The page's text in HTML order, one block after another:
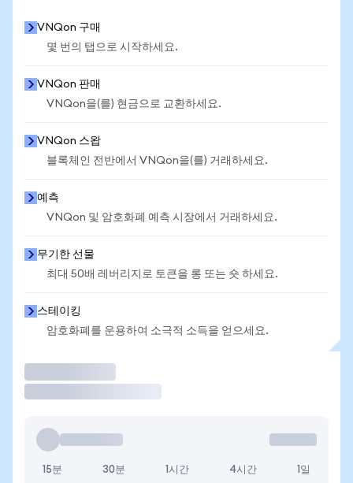
VNQon 구매
몇 번의 탭으로 시작하세요.
VNQon 판매
VNQon을(를) 현금으로 교환하세요.
VNQon 스왑
블록체인 전반에서 VNQon을(를) 거래하세요.
예측
VNQon 및 암호화폐 예측 시장에서 거래하세요.
무기한 선물
최대 50배 레버리지로 토큰을 롱 또는 숏 하세요.
스테이킹
암호화폐를 운용하여 소극적 소득을 얻으세요.
15분 30분 1시간 4시간 1일